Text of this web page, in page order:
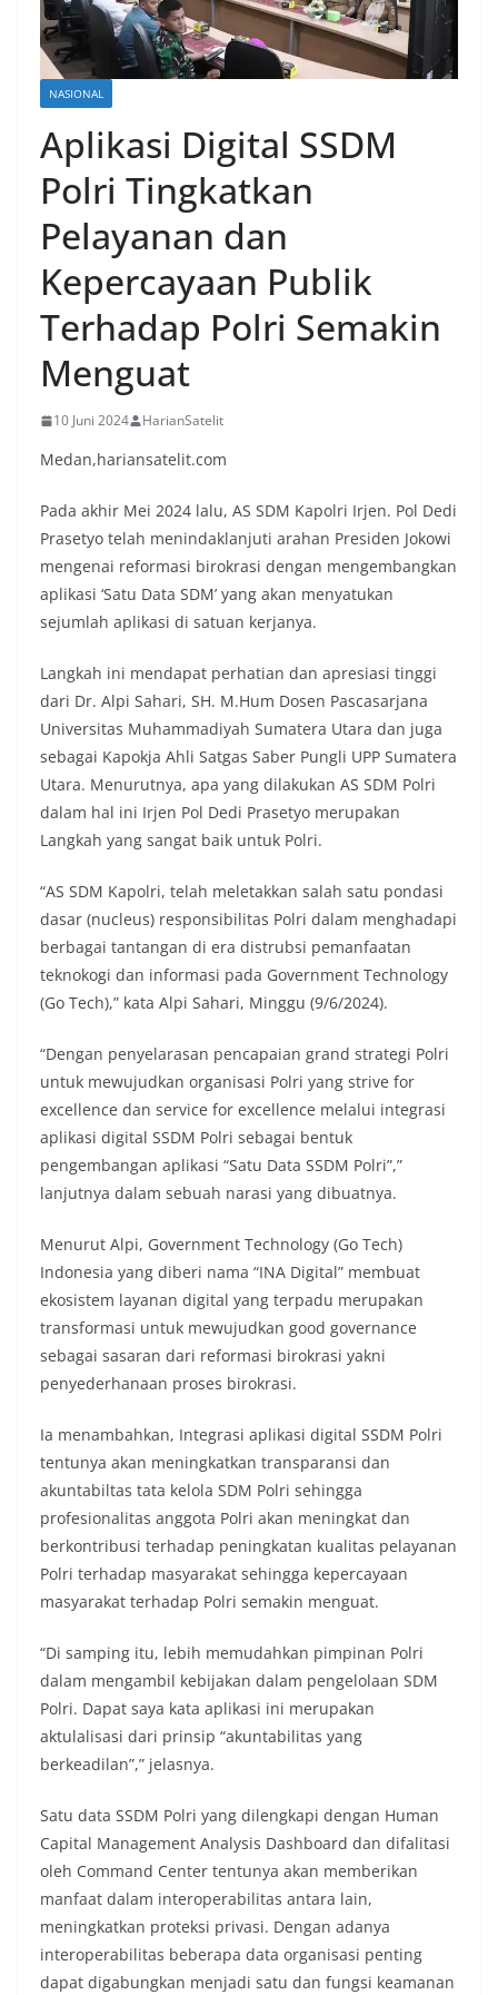
NASIONAL
Aplikasi Digital SSDM
Polri Tingkatkan
Pelayanan dan
Kepercayaan Publik
Terhadap Polri Semakin
Menguat
10 Juni 2024 HarianSatelit
Medan,hariansatelit.com
Pada akhir Mei 2024 lalu, AS SDM Kapolri Irjen. Pol Dedi
Prasetyo telah menindaklanjuti arahan Presiden Jokowi
mengenai reformasi birokrasi dengan mengembangkan
aplikasi ‘Satu Data SDM’ yang akan menyatukan
sejumlah aplikasi di satuan kerjanya.
Langkah ini mendapat perhatian dan apresiasi tinggi
dari Dr. Alpi Sahari, SH. M.Hum Dosen Pascasarjana
Universitas Muhammadiyah Sumatera Utara dan juga
sebagai Kapokja Ahli Satgas Saber Pungli UPP Sumatera
Utara. Menurutnya, apa yang dilakukan AS SDM Polri
dalam hal ini Irjen Pol Dedi Prasetyo merupakan
Langkah yang sangat baik untuk Polri.
“AS SDM Kapolri, telah meletakkan salah satu pondasi
dasar (nucleus) responsibilitas Polri dalam menghadapi
berbagai tantangan di era distrubsi pemanfaatan
teknokogi dan informasi pada Government Technology
(Go Tech),” kata Alpi Sahari, Minggu (9/6/2024).
“Dengan penyelarasan pencapaian grand strategi Polri
untuk mewujudkan organisasi Polri yang strive for
excellence dan service for excellence melalui integrasi
aplikasi digital SSDM Polri sebagai bentuk
pengembangan aplikasi “Satu Data SSDM Polri”,”
lanjutnya dalam sebuah narasi yang dibuatnya.
Menurut Alpi, Government Technology (Go Tech)
Indonesia yang diberi nama “INA Digital” membuat
ekosistem layanan digital yang terpadu merupakan
transformasi untuk mewujudkan good governance
sebagai sasaran dari reformasi birokrasi yakni
penyederhanaan proses birokrasi.
Ia menambahkan, Integrasi aplikasi digital SSDM Polri
tentunya akan meningkatkan transparansi dan
akuntabiltas tata kelola SDM Polri sehingga
profesionalitas anggota Polri akan meningkat dan
berkontribusi terhadap peningkatan kualitas pelayanan
Polri terhadap masyarakat sehingga kepercayaan
masyarakat terhadap Polri semakin menguat.
“Di samping itu, lebih memudahkan pimpinan Polri
dalam mengambil kebijakan dalam pengelolaan SDM
Polri. Dapat saya kata aplikasi ini merupakan
aktulalisasi dari prinsip “akuntabilitas yang
berkeadilan”,” jelasnya.
Satu data SSDM Polri yang dilengkapi dengan Human
Capital Management Analysis Dashboard dan difalitasi
oleh Command Center tentunya akan memberikan
manfaat dalam interoperabilitas antara lain,
meningkatkan proteksi privasi. Dengan adanya
interoperabilitas beberapa data organisasi penting
dapat digabungkan menjadi satu dan fungsi keamanan